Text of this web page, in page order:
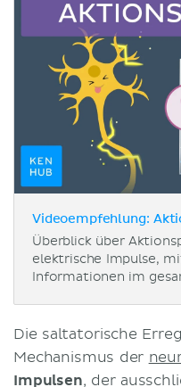
Videoempfehlung:
Überblick über
elektrische Impulse,
Informationen im
Die saltatorische
Mechanismus der
Impulsen, der